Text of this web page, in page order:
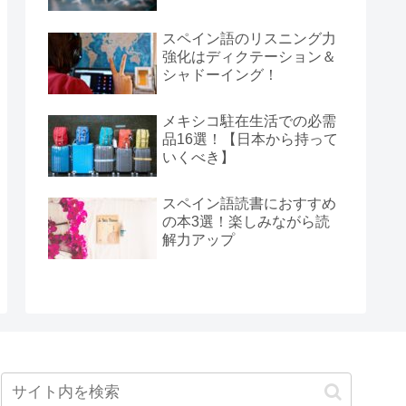
スペイン語のリスニング力
強化はディクテーション＆
シャドーイング！
メキシコ駐在生活での必需
品16選！【日本から持って
いくべき】
スペイン語読書におすすめ
の本3選！楽しみながら読
解力アップ